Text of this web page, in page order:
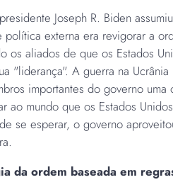
Joseph R. Biden
externa era revigorar a
os aliados de que os Estados
"liderança". A guerra na
importantes do governo
ao mundo que os Estados
se esperar, o governo
da ordem baseada em